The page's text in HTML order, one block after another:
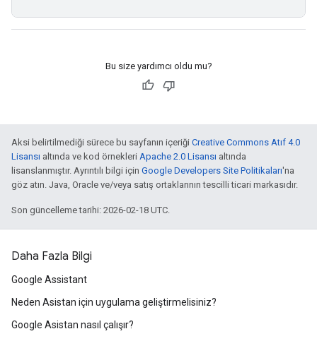
Bu size yardımcı oldu mu?
Aksi belirtilmediği sürece bu sayfanın içeriği Creative Commons Atıf 4.0
Lisansı altında ve kod örnekleri Apache 2.0 Lisansı altında
lisanslanmıştır. Ayrıntılı bilgi için Google Developers Site Politikaları'na
göz atın. Java, Oracle ve/veya satış ortaklarının tescilli ticari markasıdır.
Son güncelleme tarihi: 2026-02-18 UTC.
Daha Fazla Bilgi
Google Assistant
Neden Asistan için uygulama geliştirmelisiniz?
Google Asistan nasıl çalışır?